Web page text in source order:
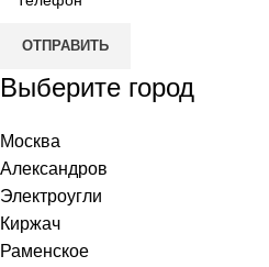
ОТПРАВИТЬ
Выберите город
Москва
Александров
Электроугли
Киржач
Раменское